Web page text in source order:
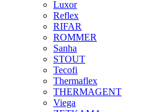
Luxor
Reflex
RIFAR
ROMMER
Sanha
STOUT
Tecofi
Thermaflex
THERMAGENT
Viega